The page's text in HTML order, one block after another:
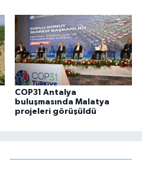
COP31 Antalya
buluşmasında Malatya
projeleri görüşüldü